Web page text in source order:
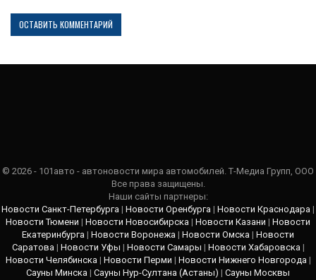
© 2026 - 101авто - автоновости мира автомобилей. Т-Медиа Групп, ООО
Все права защищены.
Наши сайты партнеры:
Новости Санкт-Петербурга | Новости Оренбурга | Новости Краснодара |
Новости Тюмени | Новости Новосибирска | Новости Казани | Новости
Екатеринбурга | Новости Воронежа | Новости Омска | Новости
Саратова| Новости Уфы | Новости Самары | Новости Хабаровска|
Новости Челябинска| Новости Перми | Новости Нижнего Новгорода|
Сауны Минска | Сауны Нур-Султана (Астаны) | Сауны Москвы